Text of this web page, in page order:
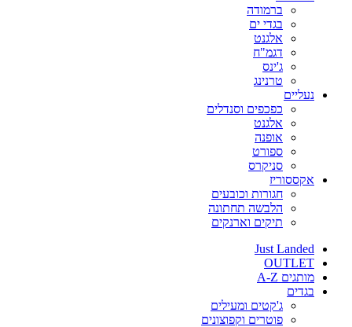
ברמודה
בגדי ים
אלגנט
דגמ"ח
ג'ינס
טרנינג
נעליים
כפכפים וסנדלים
אלגנט
אופנה
ספורט
סניקרס
אקססוריז
חגורות וכובעים
הלבשה תחתונה
תיקים וארנקים
Just Landed
OUTLET
מותגים A-Z
בגדים
ג'קטים ומעילים
פוטרים וקפוצונים